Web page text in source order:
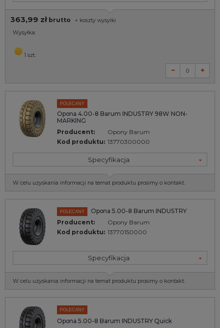
363,99 zł brutto + koszty wysyłki
Wysyłka:
1 szt.
POLECANY
Opona 4.00-8 Barum INDUSTRY 98W NON-
MARKING
Producent:
Opony Barum
Kod produktu: 13770300000
Specyfikacja
W celu uzyskania informacji na temat produktu prosimy o kontakt.
POLECANY
Opona 5.00-8 Barum INDUSTRY
Producent:
Opony Barum
Kod produktu: 13770150000
Specyfikacja
W celu uzyskania informacji na temat produktu prosimy o kontakt.
POLECANY
Opona 5.00-8 Barum INDUSTRY Quick